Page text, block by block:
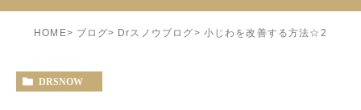
HOME ブログ Drスノウブログ 小じわを改善する方法☆2
DRSNOW